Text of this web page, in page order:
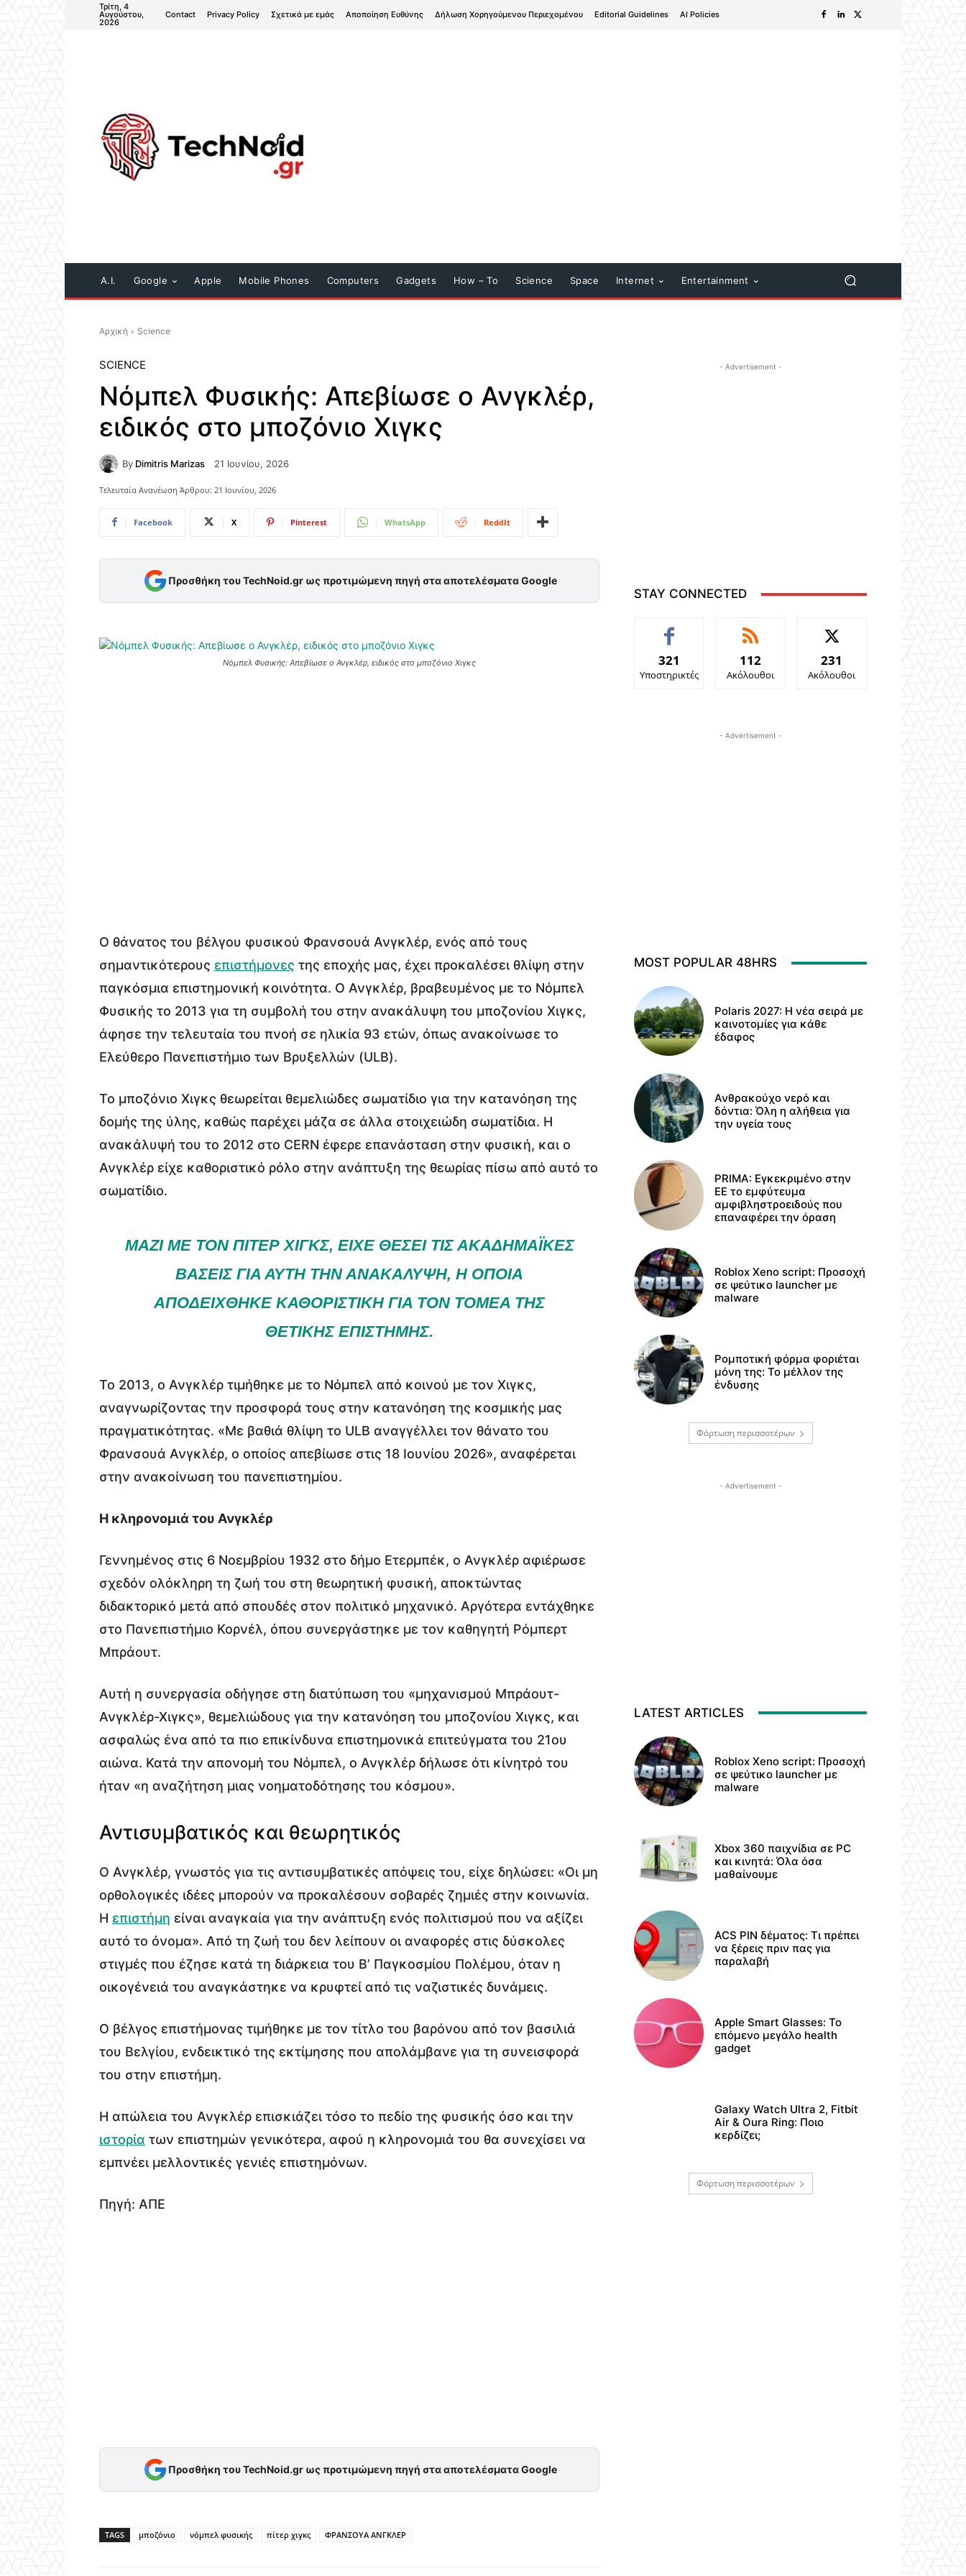
Τρίτη, 4
Αυγούστου,
2026
Contact Privacy Policy Σχετικά με εμάς Αποποίηση Ευθύνης Δήλωση Χορηγούμενου Περιεχομένου Editorial Guidelines AI Policies
A.I. Google Apple Mobile Phones Computers Gadgets How – To Science Space Internet Entertainment
Αρχική Science
SCIENCE
Νόμπελ Φυσικής: Απεβίωσε ο Ανγκλέρ,
ειδικός στο μποζόνιο Χιγκς
By Dimitris Marizas 21 Ιουνίου, 2026
Τελευταία Ανανέωση Άρθρου: 21 Ιουνίου, 2026
Facebook X Pinterest WhatsApp ReddIt
Προσθήκη του TechNoid.gr ως προτιμώμενη πηγή στα αποτελέσματα Google
Νόμπελ Φυσικής: Απεβίωσε ο Ανγκλέρ, ειδικός στο μποζόνιο Χιγκς
Ο θάνατος του βέλγου φυσικού Φρανσουά Ανγκλέρ, ενός από τους
σημαντικότερους επιστήμονες της εποχής μας, έχει προκαλέσει θλίψη στην
παγκόσμια επιστημονική κοινότητα. Ο Ανγκλέρ, βραβευμένος με το Νόμπελ
Φυσικής το 2013 για τη συμβολή του στην ανακάλυψη του μποζονίου Χιγκς,
άφησε την τελευταία του πνοή σε ηλικία 93 ετών, όπως ανακοίνωσε το
Ελεύθερο Πανεπιστήμιο των Βρυξελλών (ULB).
Το μποζόνιο Χιγκς θεωρείται θεμελιώδες σωματίδιο για την κατανόηση της
δομής της ύλης, καθώς παρέχει μάζα σε άλλα στοιχειώδη σωματίδια. Η
ανακάλυψή του το 2012 στο CERN έφερε επανάσταση στην φυσική, και ο
Ανγκλέρ είχε καθοριστικό ρόλο στην ανάπτυξη της θεωρίας πίσω από αυτό το
σωματίδιο.
ΜΑΖΊ ΜΕ ΤΟΝ ΠΊΤΕΡ ΧΙΓΚΣ, ΕΊΧΕ ΘΈΣΕΙ ΤΙΣ ΑΚΑΔΗΜΑΪΚΈΣ
ΒΆΣΕΙΣ ΓΙΑ ΑΥΤΉ ΤΗΝ ΑΝΑΚΆΛΥΨΗ, Η ΟΠΟΊΑ
ΑΠΟΔΕΊΧΘΗΚΕ ΚΑΘΟΡΙΣΤΙΚΉ ΓΙΑ ΤΟΝ ΤΟΜΈΑ ΤΗΣ
ΘΕΤΙΚΉΣ ΕΠΙΣΤΉΜΗΣ.
Το 2013, ο Ανγκλέρ τιμήθηκε με το Νόμπελ από κοινού με τον Χιγκς,
αναγνωρίζοντας την προσφορά τους στην κατανόηση της κοσμικής μας
πραγματικότητας. «Με βαθιά θλίψη το ULB αναγγέλλει τον θάνατο του
Φρανσουά Ανγκλέρ, ο οποίος απεβίωσε στις 18 Ιουνίου 2026», αναφέρεται
στην ανακοίνωση του πανεπιστημίου.
Η κληρονομιά του Ανγκλέρ
Γεννημένος στις 6 Νοεμβρίου 1932 στο δήμο Ετερμπέκ, ο Ανγκλέρ αφιέρωσε
σχεδόν ολόκληρη τη ζωή του στη θεωρητική φυσική, αποκτώντας
διδακτορικό μετά από σπουδές στον πολιτικό μηχανικό. Αργότερα εντάχθηκε
στο Πανεπιστήμιο Κορνέλ, όπου συνεργάστηκε με τον καθηγητή Ρόμπερτ
Μπράουτ.
Αυτή η συνεργασία οδήγησε στη διατύπωση του «μηχανισμού Μπράουτ-
Ανγκλέρ-Χιγκς», θεμελιώδους για την κατανόηση του μποζονίου Χιγκς, και
ασφαλώς ένα από τα πιο επικίνδυνα επιστημονικά επιτεύγματα του 21ου
αιώνα. Κατά την απονομή του Νόμπελ, ο Ανγκλέρ δήλωσε ότι κίνητρό του
ήταν «η αναζήτηση μιας νοηματοδότησης του κόσμου».
Αντισυμβατικός και θεωρητικός
Ο Ανγκλέρ, γνωστός για τις αντισυμβατικές απόψεις του, είχε δηλώσει: «Οι μη
ορθολογικές ιδέες μπορούν να προκαλέσουν σοβαρές ζημιές στην κοινωνία.
Η επιστήμη είναι αναγκαία για την ανάπτυξη ενός πολιτισμού που να αξίζει
αυτό το όνομα». Από τη ζωή του δεν λείπουν οι αναφορές στις δύσκολες
στιγμές που έζησε κατά τη διάρκεια του Β’ Παγκοσμίου Πολέμου, όταν η
οικογένειά του αναγκάστηκε να κρυφτεί από τις ναζιστικές δυνάμεις.
Ο βέλγος επιστήμονας τιμήθηκε με τον τίτλο του βαρόνου από τον βασιλιά
του Βελγίου, ενδεικτικό της εκτίμησης που απολάμβανε για τη συνεισφορά
του στην επιστήμη.
Η απώλεια του Ανγκλέρ επισκιάζει τόσο το πεδίο της φυσικής όσο και την
ιστορία των επιστημών γενικότερα, αφού η κληρονομιά του θα συνεχίσει να
εμπνέει μελλοντικές γενιές επιστημόνων.
Πηγή: ΑΠΕ
Προσθήκη του TechNoid.gr ως προτιμώμενη πηγή στα αποτελέσματα Google
TAGS μποζόνιο νόμπελ φυσικής πίτερ χιγκς ΦΡΑΝΣΟΥΑ ΑΝΓΚΛΕΡ
- Advertisement -
STAY CONNECTED
321
Υποστηρικτές
112
Ακόλουθοι
231
Ακόλουθοι
- Advertisement -
MOST POPULAR 48HRS
Polaris 2027: Η νέα σειρά με
καινοτομίες για κάθε
έδαφος
Ανθρακούχο νερό και
δόντια: Όλη η αλήθεια για
την υγεία τους
PRIMA: Εγκεκριμένο στην
ΕΕ το εμφύτευμα
αμφιβληστροειδούς που
επαναφέρει την όραση
Roblox Xeno script: Προσοχή
σε ψεύτικο launcher με
malware
Ρομποτική φόρμα φοριέται
μόνη της: Το μέλλον της
ένδυσης
Φόρτωση περισσοτέρων
- Advertisement -
LATEST ARTICLES
Roblox Xeno script: Προσοχή
σε ψεύτικο launcher με
malware
Xbox 360 παιχνίδια σε PC
και κινητά: Όλα όσα
μαθαίνουμε
ACS PIN δέματος: Τι πρέπει
να ξέρεις πριν πας για
παραλαβή
Apple Smart Glasses: Το
επόμενο μεγάλο health
gadget
Galaxy Watch Ultra 2, Fitbit
Air & Oura Ring: Ποιο
κερδίζει;
Φόρτωση περισσοτέρων